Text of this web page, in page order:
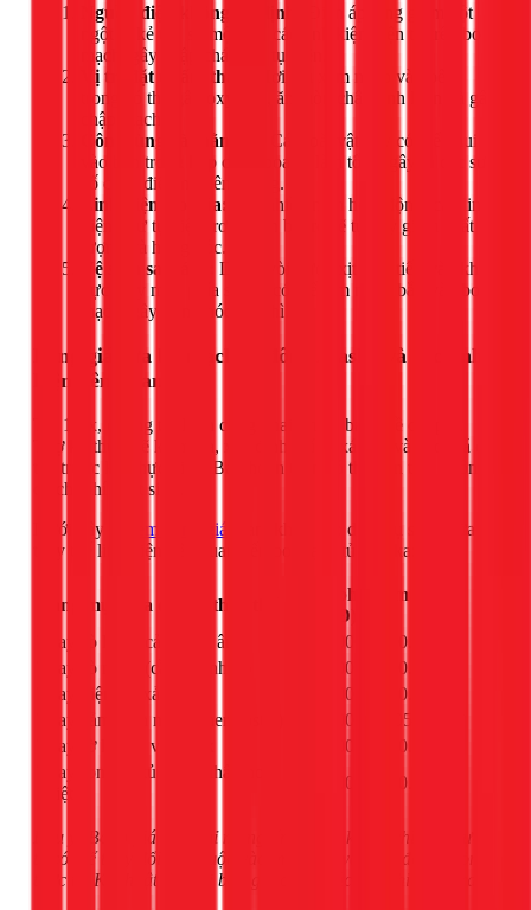
Nguồn điện không ổn định:
Điện áp tăng giảm đột
ngột là kẻ thù số một của các linh kiện điện tử trên bo
mạch, gây chập cháy IC, tụ điện.
Vị trí đặt tủ ẩm thấp:
Hơi ẩm xâm nhập vào bên
trong có thể gây oxy hóa, ăn mòn chân linh kiện và gây
chập mạch.
Côn trùng và thằn lằn:
Các loài vật này có thể chui
vào bên trong hộp chứa board, làm tổ và gây ra các sự
cố chập điện nghiêm trọng.
Linh kiện lão hóa:
Sau nhiều năm hoạt động, các linh
kiện như tụ điện, rơ le trên board sẽ tự suy giảm chất
lượng và hỏng hóc.
Vệ sinh sai cách:
Dùng vòi nước xịt trực tiếp vào khu
vực máy móc phía sau tủ có thể làm nước bắn vào bo
mạch, gây hỏng hóc tức thì.
Bảng giá sửa bo mạch tủ đông Alaska và các linh
kiện liên quan
Tại 1Fix, chúng tôi luôn công khai, minh bạch về chi phí.
Thợ kỹ thuật sẽ kiểm tra, xác định chính xác lỗi và báo giá chi
tiết trước khi thực hiện. Bạn hoàn toàn có thể yên tâm không
có chi phí phát sinh.
Dưới đây là
xem bảng giá
tham khảo cho dịch vụ sửa chữa và
thay thế linh kiện liên quan đến bo mạch tủ Alaska:
Hạng mục sửa chữa / thay thế
Chi phí tham khảo
(VNĐ)
Thay sò lạnh (cảm biến âm)
550.000 - 850.000đ
Thay sò nóng (cầu chì nhiệt)
550.000 - 850.000đ
Thay điện trở xả đá
550.000 - 850.000đ
Thay cảm biến nhiệt (thermostat)
750.000 - 1.050.000đ
Thay rờ le bảo vệ block
650.000 - 850.000đ
Thay ron cửa tủ (ngăn thất thoát
nhiệt)
280.000 - 320.000đ
Lưu ý: Bảng giá trên chỉ mang tính tham khảo, chi phí thực
tế có thể thay đổi tùy thuộc vào model tủ và mức độ hư hỏng
thực tế. Kỹ thuật viên sẽ báo giá chính xác sau khi kiểm tra.